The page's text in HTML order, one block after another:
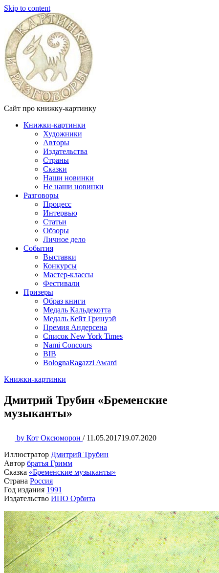
Skip to content
Сайт про книжку-картинку
Книжки-картинки
Художники
Авторы
Издательства
Страны
Сказки
Наши новинки
Не наши новинки
Разговоры
Процесс
Интервью
Статьи
Обзоры
Личное дело
События
Выставки
Конкурсы
Мастер-классы
Фестивали
Призеры
Образ книги
Медаль Кальдекотта
Медаль Кейт Гринуэй
Премия Андерсена
Список New York Times
Nami Concours
BIB
BolognaRagazzi Award
Книжки-картинки
Дмитрий Трубин «Бременские
музыканты»
by Кот Оксюморон / 11.05.201719.07.2020
Иллюстратор Дмитрий Трубин
Автор братья Гримм
Сказка «Бременские музыканты»
Страна Россия
Год издания 1991
Издательство ИПО Орбита